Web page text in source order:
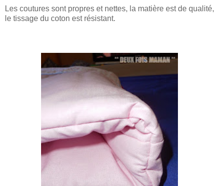
Les coutures sont propres et nettes, la matière est de qualité,
le tissage du coton est résistant.